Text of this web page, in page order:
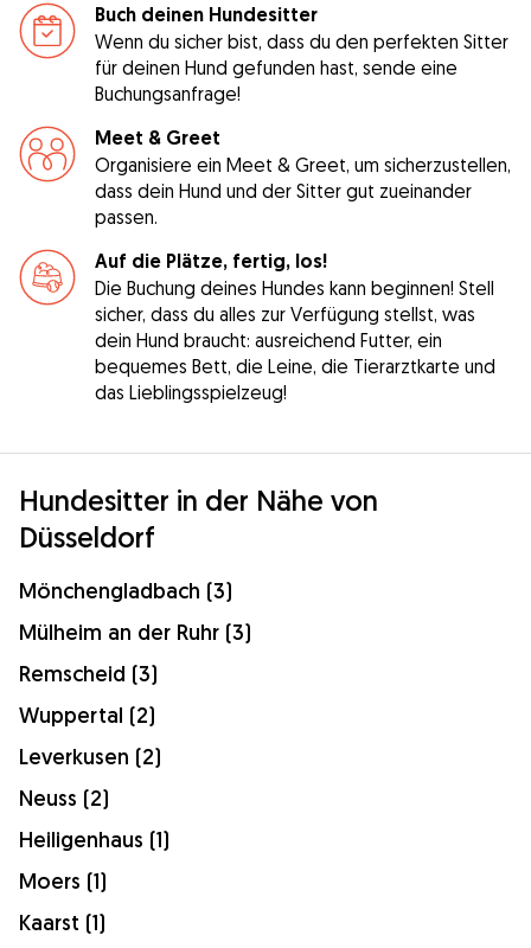
Buch deinen Hundesitter
Wenn du sicher bist, dass du den perfekten Sitter
für deinen Hund gefunden hast, sende eine
Buchungsanfrage!
Meet & Greet
Organisiere ein Meet & Greet, um sicherzustellen,
dass dein Hund und der Sitter gut zueinander
passen.
Auf die Plätze, fertig, los!
Die Buchung deines Hundes kann beginnen! Stell
sicher, dass du alles zur Verfügung stellst, was
dein Hund braucht: ausreichend Futter, ein
bequemes Bett, die Leine, die Tierarztkarte und
das Lieblingsspielzeug!
Hundesitter in der Nähe von
Düsseldorf
Mönchengladbach (3)
Mülheim an der Ruhr (3)
Remscheid (3)
Wuppertal (2)
Leverkusen (2)
Neuss (2)
Heiligenhaus (1)
Moers (1)
Kaarst (1)